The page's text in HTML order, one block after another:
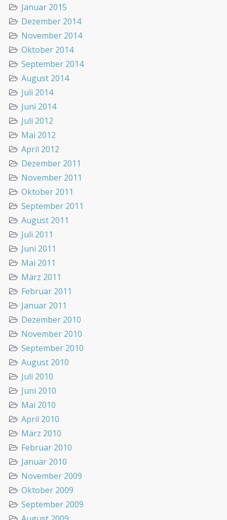
Januar 2015
Dezember 2014
November 2014
Oktober 2014
September 2014
August 2014
Juli 2014
Juni 2014
Juli 2012
Mai 2012
April 2012
Dezember 2011
November 2011
Oktober 2011
September 2011
August 2011
Juli 2011
Juni 2011
Mai 2011
März 2011
Februar 2011
Januar 2011
Dezember 2010
November 2010
September 2010
August 2010
Juli 2010
Juni 2010
Mai 2010
April 2010
März 2010
Februar 2010
Januar 2010
November 2009
Oktober 2009
September 2009